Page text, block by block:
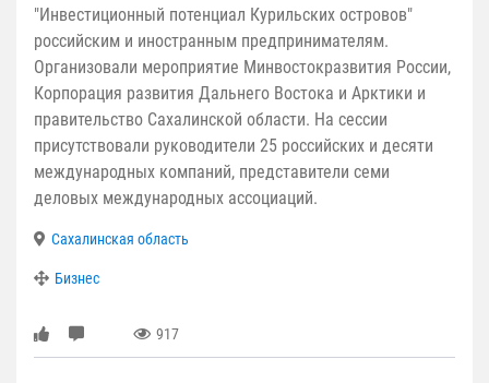
"Инвестиционный потенциал Курильских островов"
российским и иностранным предпринимателям.
Организовали мероприятие Минвостокразвития России,
Корпорация развития Дальнего Востока и Арктики и
правительство Сахалинской области. На сессии
присутствовали руководители 25 российских и десяти
международных компаний, представители семи
деловых международных ассоциаций.
Сахалинская область
Бизнес
917